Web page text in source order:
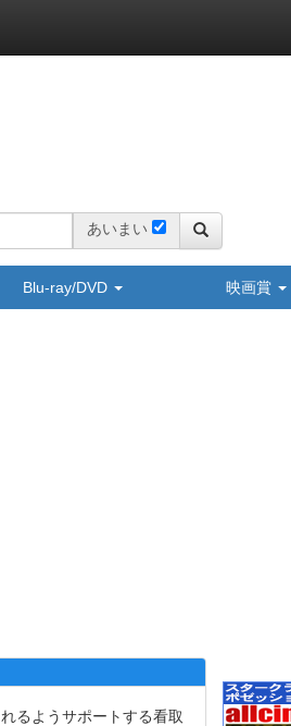
あいまい
Blu-ray/DVD 映画賞
るようサポートする看取